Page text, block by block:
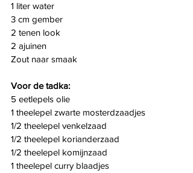
1 liter water
3 cm gember
2 tenen look
2 ajuinen
Zout naar smaak
Voor de tadka:
5 eetlepels olie
1 theelepel zwarte mosterdzaadjes
1/2 theelepel venkelzaad
1/2 theelepel korianderzaad
1/2 theelepel komijnzaad
1 theelepel curry blaadjes